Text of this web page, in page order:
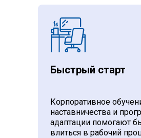
Быстрый старт
Корпоративное
наставничества и
адаптации помогают
влиться в рабочий